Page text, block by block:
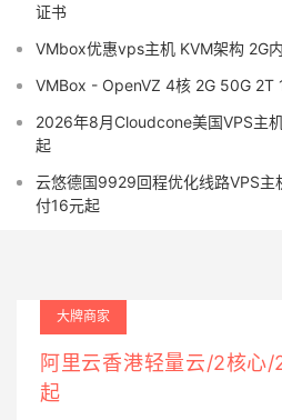
证书
VMbox优惠vps主机 KVM架构 2G
VMBox - OpenVZ 4核 2G 50G 2T
2026年8月Cloudcone美国VPS主
起
云悠德国9929回程优化线路VPS
付16元起
大牌商家
阿里云香港轻量云/2核心
起